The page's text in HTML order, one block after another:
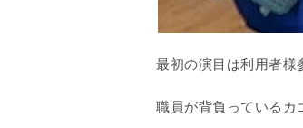
最初の演目は利用者様
職員が背負っているカ